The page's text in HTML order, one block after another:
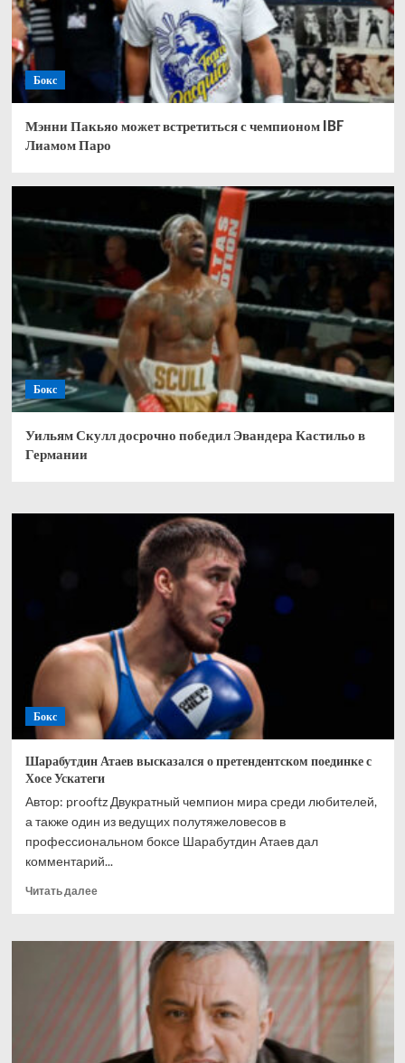
Бокс
Мэнни Пакьяо может встретиться с чемпионом IBF
Лиамом Паро
Бокс
Уильям Скулл досрочно победил Эвандера Кастильо в
Германии
Бокс
Шарабутдин Атаев высказался о претендентском поединке с
Хосе Ускатеги
Автор: prooftz Двукратный чемпион мира среди любителей,
а также один из ведущих полутяжеловесов в
профессиональном боксе Шарабутдин Атаев дал
комментарий...
Читать далееПрочитать
Шарабутдин
высказался
претендентском
Хосе